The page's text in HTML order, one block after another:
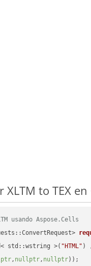
to TEX
usando Aspose.Cells
std::wstring >(
"HTML"
, nullptr, nullptr))